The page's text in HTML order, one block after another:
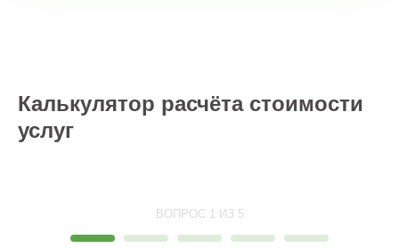
Калькулятор расчёта стоимости
услуг
ВОПРОС 1 ИЗ 5